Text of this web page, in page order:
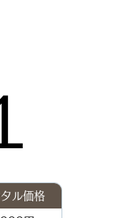
タル価格